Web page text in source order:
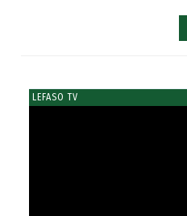
LEFASO TV